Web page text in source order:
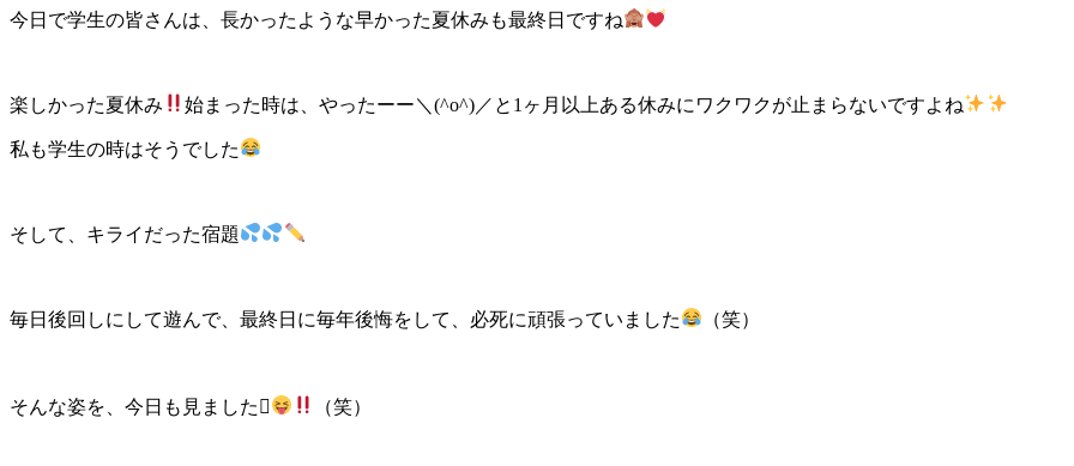
今日で学生の皆さんは、長かったような早かった夏休みも最終日ですね
楽しかった夏休み 始まった時は、やったーー＼(^o^)／と1ヶ月以上ある休みにワクワクが止まらないですよね
私も学生の時はそうでした
そして、キライだった宿題
毎日後回しにして遊んで、最終日に毎年後悔をして、必死に頑張っていました （笑）
そんな姿を、今日も見ました （笑）